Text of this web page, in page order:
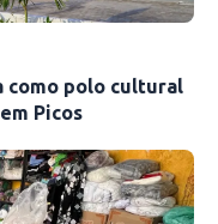
como polo cultural
Picos